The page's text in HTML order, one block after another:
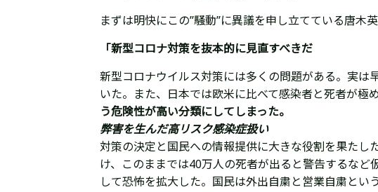
まずは明快にこの”騒動”に異議を申し立てている唐木
「新型コロナ対策を抜本的に見直すべきだ
新型コロナウイルス対策には多くの問題がある。実は
いた。また、日本では欧米に比べて感染者と死者が極
う危険性が高い分類にしてしまった。
弊害を生んだ高リスク感染症扱い
対策の決定と国民への情報提供に大きな役割を果た
け、このままでは40万人の死者が出ると警告するな
して恐怖を拡大した。国民は外出自粛と営業自粛と